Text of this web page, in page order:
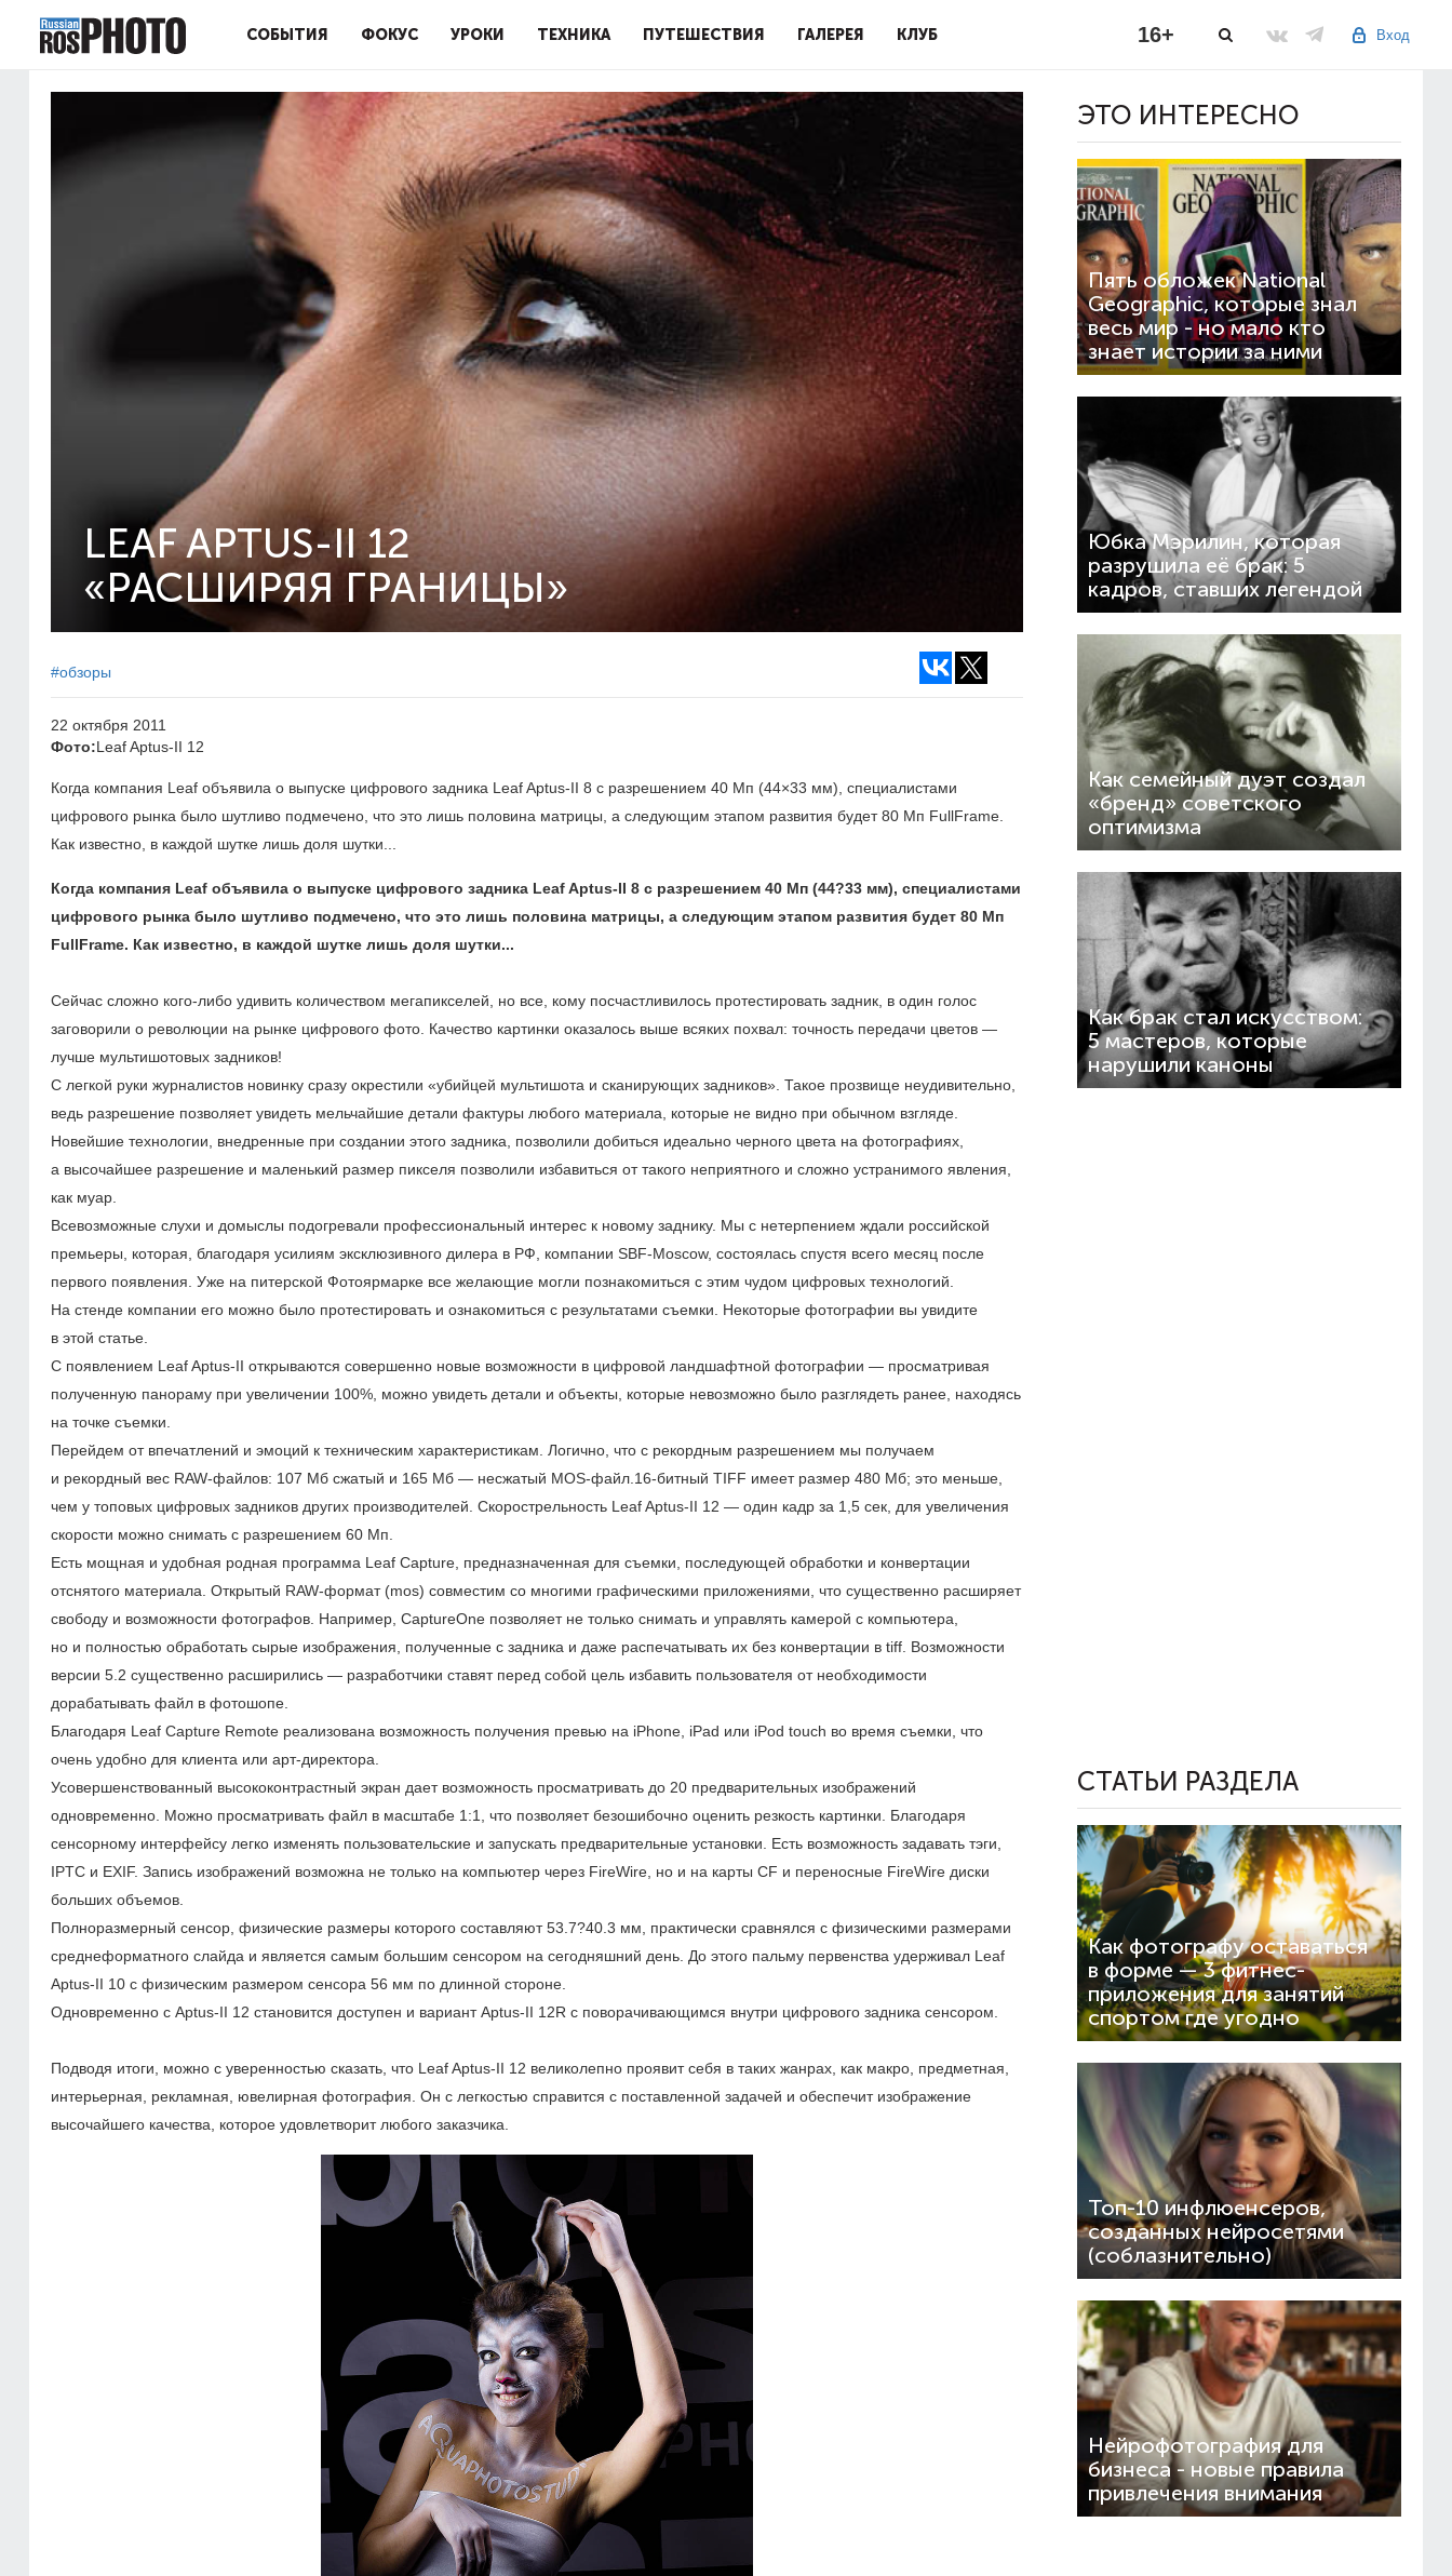
СОБЫТИЯ ФОКУС УРОКИ ТЕХНИКА ПУТЕШЕСТВИЯ ГАЛЕРЕЯ КЛУБ Вход
16+
LEAF APTUS-II 12
«РАСШИРЯЯ ГРАНИЦЫ»
#обзоры
22 октября 2011
Фото:Leaf Aptus-II 12
Когда компания Leaf объявила о выпуске цифрового задника Leaf Aptus-II 8 c разрешением 40 Мп (44×33 мм), специалистами
цифрового рынка было шутливо подмечено, что это лишь половина матрицы, а следующим этапом развития будет 80 Мп FullFrame.
Как известно, в каждой шутке лишь доля шутки...
Когда компания Leaf объявила о выпуске цифрового задника Leaf Aptus-II 8 c разрешением 40 Мп (44?33 мм), специалистами
цифрового рынка было шутливо подмечено, что это лишь половина матрицы, а следующим этапом развития будет 80 Мп
FullFrame. Как известно, в каждой шутке лишь доля шутки...
Сейчас сложно кого-либо удивить количеством мегапикселей, но все, кому посчастливилось протестировать задник, в один голос
заговорили о революции на рынке цифрового фото. Качество картинки оказалось выше всяких похвал: точность передачи цветов —
лучше мультишотовых задников!
С легкой руки журналистов новинку сразу окрестили «убийцей мультишота и сканирующих зад­ников». Такое прозвище неудивительно,
ведь разрешение позволяет увидеть мельчайшие детали фактуры любого материала, которые не видно при обычном взгляде.
Новейшие технологии, внедренные при создании этого задника, позволили добиться идеально черного цвета на фотографиях,
а высочайшее разрешение и маленький размер пикселя позволили избавиться от такого неприятного и сложно устранимого явления,
как муар.
Всевозможные слухи и домыслы подогревали профессиональный интерес к новому заднику. Мы с нетерпением ждали российской
премьеры, которая, благодаря усилиям эксклюзивного дилера в РФ, компании SBF-Moscow, состоялась спустя всего месяц после
первого появления. Уже на питерской Фотоярмарке все желающие могли познакомиться с этим чудом цифровых технологий.
На стенде компании его можно было протестировать и ознакомиться с результатами съемки. Некоторые фотографии вы увидите
в этой статье.
С появлением Leaf Aptus-II открываются совершенно новые возможности в цифровой ландшафтной фотографии — просматривая
полученную панораму при увеличении 100%, можно увидеть детали и объекты, которые невозможно было разглядеть ранее, находясь
на точке съемки.
Перейдем от впечатлений и эмоций к техническим характеристикам. Логично, что с рекордным разрешением мы получаем
и рекордный вес RAW-файлов: 107 Мб сжатый и 165 Мб — несжатый MOS-файл.16-битный TIFF имеет размер 480 Mб; это меньше,
чем у топовых цифровых задников других производителей. Скорострельность Leaf Aptus-II 12 — один кадр за 1,5 сек, для увеличения
скорости можно снимать с разрешением 60 Мп.
Есть мощная и удобная родная программа Leaf Capture, предназначенная для съемки, последующей обработки и конвертации
отснятого материала. Открытый RAW-формат (mos) совместим со многими графическими приложениями, что существенно расширяет
свободу и возможности фотографов. Например, CaptureOne позволяет не только снимать и управлять камерой с компьютера,
но и полностью обработать сырые изображения, полученные с задника и даже распечатывать их без конвертации в tiff. Возможности
версии 5.2 существенно расширились — разработчики ставят перед собой цель избавить пользователя от необходимости
дорабатывать файл в фотошопе.
Благодаря Leaf Capture Remote реализована возможность получения превью на iPhone, iPad или iPod touch во время съемки, что
очень удобно для клиента или арт-директора.
Усовершенствованный высо­коконтрастный экран дает возможность просматривать до 20 ­предварительных изображений
одновременно. Можно просматривать файл в масштабе 1:1, что позволяет безошибочно оценить резкость картинки. Благодаря
сенсорному интерфейсу легко изменять пользовательские и запускать предварительные установки. Есть возможность задавать тэги,
IPTC и EXIF. Запись изображений возможна не только на компьютер через FireWire, но и на карты CF и переносные FireWire диски
больших объемов.
Полноразмерный сенсор, физические размеры которого составляют 53.7?40.3 мм, практически сравнялся с физическими размерами
среднеформатного слайда и является самым большим сенсором на сегодняшний день. До этого пальму первенства удерживал Leaf
Aptus-II 10 с физическим размером сенсора 56 мм по длинной стороне.
Одновременно с Aptus-II 12 становится доступен и вариант Aptus-II 12R с поворачивающимся внутри цифрового задника сенсором.
Подводя итоги, можно с уверенностью сказать, что Leaf Aptus-II 12 великолепно проявит себя в таких жанрах, как макро, предметная,
интерьерная, рекламная, ювелирная фотография. Он с легкостью справится с поставленной задачей и обеспечит изображение
высочайшего качества, которое удовлетворит любого заказчика.
ЭТО ИНТЕРЕСНО
Пять обложек National
Geographic, которые знал
весь мир - но мало кто
знает истории за ними
Юбка Мэрилин, которая
разрушила её брак: 5
кадров, ставших легендой
Как семейный дуэт создал
«бренд» советского
оптимизма
Как брак стал искусством:
5 мастеров, которые
нарушили каноны
СТАТЬИ РАЗДЕЛА
Как фотографу оставаться
в форме — 3 фитнес-
приложения для занятий
спортом где угодно
Топ-10 инфлюенсеров,
созданных нейросетями
(соблазнительно)
Нейрофотография для
бизнеса - новые правила
привлечения внимания